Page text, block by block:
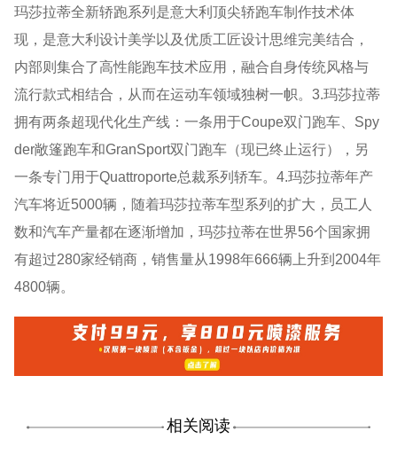
玛莎拉蒂全新轿跑系列是意大利顶尖轿跑车制作技术体
现，是意大利设计美学以及优质工匠设计思维完美结合，
内部则集合了高性能跑车技术应用，融合自身传统风格与
流行款式相结合，从而在运动车领域独树一帜。3.玛莎拉蒂
拥有两条超现代化生产线：一条用于Coupe双门跑车、Spy
der敞篷跑车和GranSport双门跑车（现已终止运行），另
一条专门用于Quattroporte总裁系列轿车。4.玛莎拉蒂年产
汽车将近5000辆，随着玛莎拉蒂车型系列的扩大，员工人
数和汽车产量都在逐渐增加，玛莎拉蒂在世界56个国家拥
有超过280家经销商，销售量从1998年666辆上升到2004年
4800辆。
相关阅读